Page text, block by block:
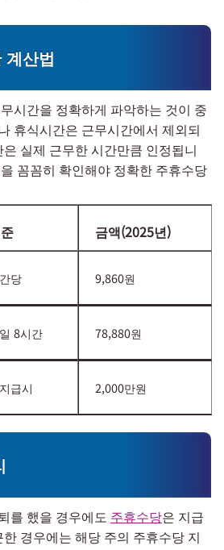
계산법
시간을 정확하게 파악하는 것이 중
휴식시간은 근무시간에서 제외되
실제 근무한 시간만큼 인정됩니
꼼꼼히 확인해야 정확한 주휴수당
금액(2025년)
당 9,860원
8시간 78,880원
급시 2,000만원
를 했을 경우에도 주휴수당은 지급
경우에는 해당 주의 주휴수당 지